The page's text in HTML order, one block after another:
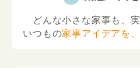
どんな小さな家事も、
いつもの家事アイデアを